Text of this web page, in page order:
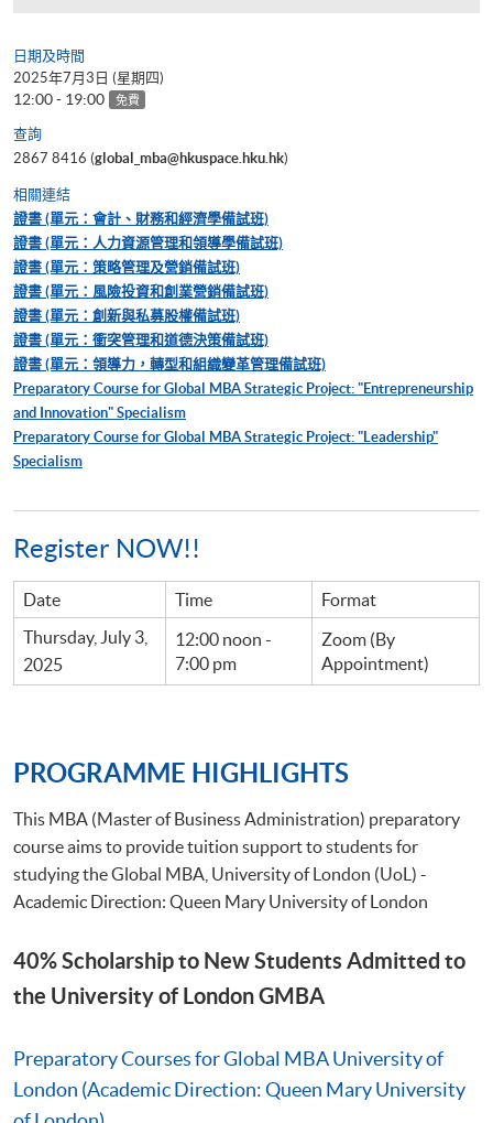
日期及時間
2025年7月3日 (星期四)
12:00 - 19:00 免費
查詢
2867 8416 (global_mba@hkuspace.hku.hk)
相關連結
證書 (單元：會計、財務和經濟學備試班)
證書 (單元：人力資源管理和領導學備試班)
證書 (單元：策略管理及營銷備試班)
證書 (單元：風險投資和創業營銷備試班)
證書 (單元：創新與私募股權備試班)
證書 (單元：衝突管理和道德決策備試班)
證書 (單元：領導力，轉型和組織變革管理備試班)
Preparatory Course for Global MBA Strategic Project: "Entrepreneurship
and Innovation" Specialism
Preparatory Course for Global MBA Strategic Project: "Leadership"
Specialism
Register NOW!!
Date Time
Format
Thursday, July 3,
2025
12:00 noon -
7:00 pm
Zoom (By
Appointment)
PROGRAMME HIGHLIGHTS
This MBA (Master of Business Administration) preparatory
course aims to provide tuition support to students for
studying the Global MBA, University of London (UoL) -
Academic Direction: Queen Mary University of London
40% Scholarship to New Students Admitted to
the University of London GMBA
Preparatory Courses for Global MBA University of
London (Academic Direction: Queen Mary University